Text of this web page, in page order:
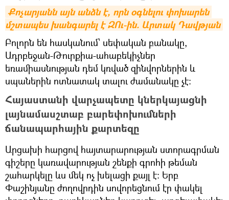
Քոչարյանն այն անձն է, որն օգնելու փոխարեն
մշտապես խանգարել է ԶՈւ-ին. Արտակ Դավթյան
Բոլորն են հասկանում՝ սեփական բանակը,
Ադրբեջան-Թուրքիա-ահաբեկիչներ
եռամիասնության դեմ կռված զինվորներին և
սպաներին ոտնատակ տալու ժամանակը չէ։
Հայաստանի վարչապետը կներկայացնի
լայնամասշտաբ բարեփոխումների
ճանապարհային քարտեզը
Արցախի հարցով հայտարարության ստորագրման
գիշերը կառավարության շենքի գրոհի թեման
շահարկելը ևս մեկ ոչ խելացի քայլ է։ Երբ
Փաշինյանը ժողովրդին սովորեցնում էր փակել